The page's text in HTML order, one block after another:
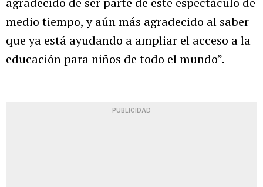
medio tiempo, y aún más agradecido al saber
que ya está ayudando a ampliar el acceso a la
educación para niños de todo el mundo”.
PUBLICIDAD